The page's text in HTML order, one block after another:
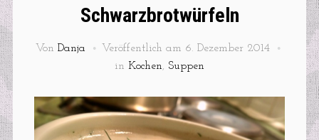
Schwarzbrotwürfeln
Von Danja Veröffentlich am 6. Dezember 2014
in Kochen, Suppen